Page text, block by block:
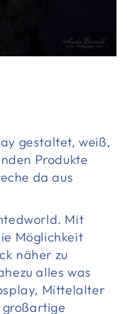
gestaltet, weiß,
Produkte
da aus
Mit
Möglichkeit
näher zu
alles was
Mittelalter